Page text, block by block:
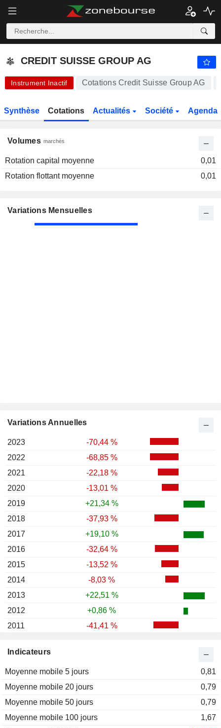
CREDIT SUISSE GROUP AG 0,8170
CREDIT SUISSE GROUP AG
Instrument Inactif Cotations Credit Suisse Group AG
Synthèse Cotations Actualités Société Agenda
Volumes marchés
Rotation capital moyenne
0,01
Rotation flottant moyenne
0,01
Indicateurs
Moyenne mobile 5 jours
0,81
Moyenne mobile 20 jours
0,79
Moyenne mobile 50 jours
0,79
Moyenne mobile 100 jours
1,67
Variations Mensuelles
Variations Annuelles
2023
-70,44 %
2022
-68,85 %
2021
-22,18 %
2020
-13,01 %
2019
+21,34 %
2018
-37,93 %
2017
+19,10 %
2016
-32,64 %
2015
-13,52 %
2014
-8,03 %
2013
+22,51 %
2012
+0,86 %
2011
-41,41 %
2009
2008
-58,15 %
2007
-20,12 %
2006
+27,24 %
2005
+40,17 %